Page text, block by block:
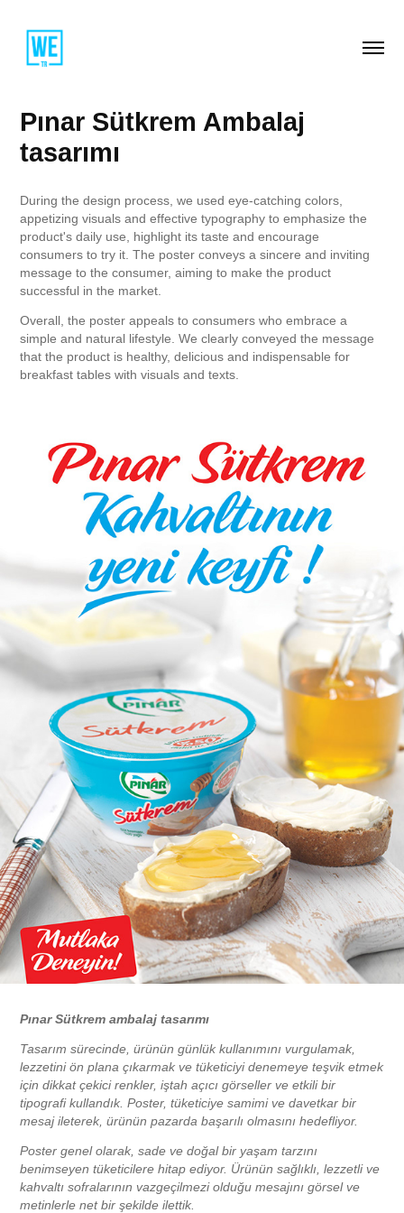
Pınar Sütkrem Ambalaj
tasarımı
During the design process, we used eye-catching colors,
appetizing visuals and effective typography to emphasize the
product's daily use, highlight its taste and encourage
consumers to try it. The poster conveys a sincere and inviting
message to the consumer, aiming to make the product
successful in the market.
Overall, the poster appeals to consumers who embrace a
simple and natural lifestyle. We clearly conveyed the message
that the product is healthy, delicious and indispensable for
breakfast tables with visuals and texts.
Pınar Sütkrem ambalaj tasarımı
Tasarım sürecinde, ürünün günlük kullanımını vurgulamak,
lezzetini ön plana çıkarmak ve tüketiciyi denemeye teşvik etmek
için dikkat çekici renkler, iştah açıcı görseller ve etkili bir
tipografi kullandık. Poster, tüketiciye samimi ve davetkar bir
mesaj ileterek, ürünün pazarda başarılı olmasını hedefliyor.
Poster genel olarak, sade ve doğal bir yaşam tarzını
benimseyen tüketicilere hitap ediyor. Ürünün sağlıklı, lezzetli ve
kahvaltı sofralarının vazgeçilmezi olduğu mesajını görsel ve
metinlerle net bir şekilde ilettik.